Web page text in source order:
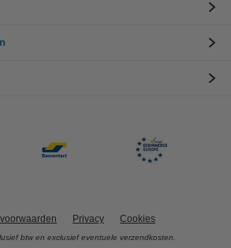
Privacy Cookies
btw en exclusief eventuele verzendkosten.